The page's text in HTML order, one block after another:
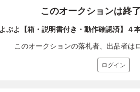
このオークションは終
ぷよ【箱・説明書付き・動作確認済】
このオークションの落札者、出品者は
ログイン